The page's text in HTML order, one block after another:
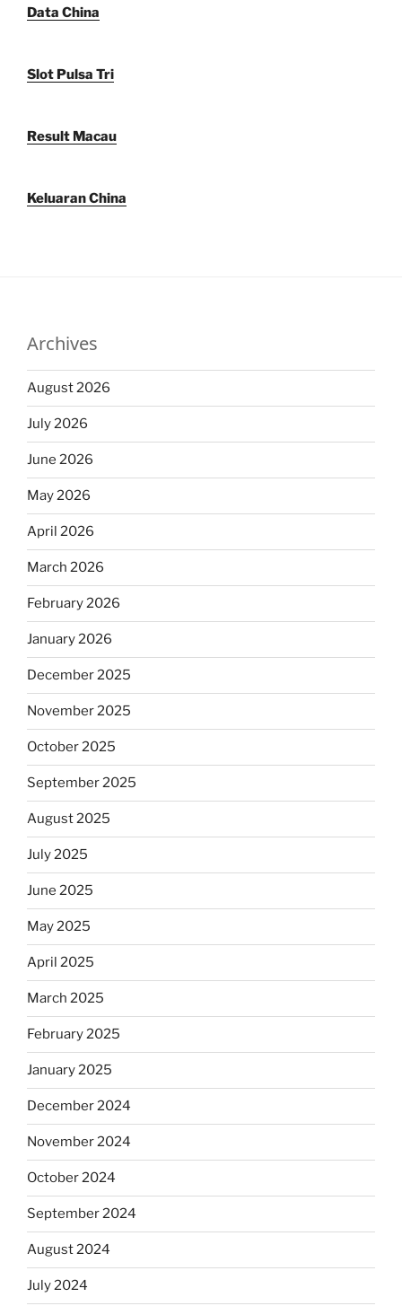
Data China
Slot Pulsa Tri
Result Macau
Keluaran China
Archives
August 2026
July 2026
June 2026
May 2026
April 2026
March 2026
February 2026
January 2026
December 2025
November 2025
October 2025
September 2025
August 2025
July 2025
June 2025
May 2025
April 2025
March 2025
February 2025
January 2025
December 2024
November 2024
October 2024
September 2024
August 2024
July 2024